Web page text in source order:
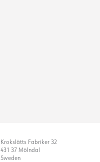
Krokslätts Fabriker 32
431 37 Mölndal
Sweden